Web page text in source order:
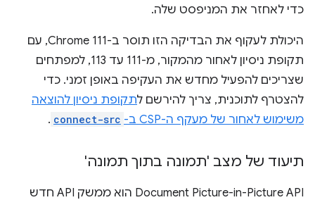
כדי לאחזר את המניפסט שלה.
היכולת לעקוף את הבדיקה הזו תוסר ב-Chrome 111, עם
תקופת ניסיון לאחור מהמקור, מ-111 עד 113, למפתחים
שצריכים להפעיל מחדש את העקיפה באופן זמני. כדי
להצטרף לתוכנית, צריך להירשם לתקופת ניסיון להוצאה
משימוש לאחור של מעקף ה-CSP ב-
connect-src
.
תיעוד של מצב 'תמונה בתוך תמונה'
Document Picture-in-Picture API הוא ממשק API חדש